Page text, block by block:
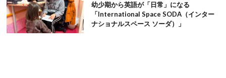
幼少期から英語が「日常」になる
「International Space SODA（インター
ナショナルスペース ソーダ）」